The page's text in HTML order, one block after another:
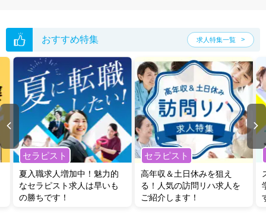
転職支援の他、情報収集や募集状況の確認も、お気軽にご相談くださ
い。
おすすめ特集 求人特集一覧
セラピスト
夏入職求人増加中！魅力的
なセラピスト求人は早いも
の勝ちです！
セラピスト
高年収＆土日休みを狙え
る！人気の訪問リハ求人を
ご紹介します！